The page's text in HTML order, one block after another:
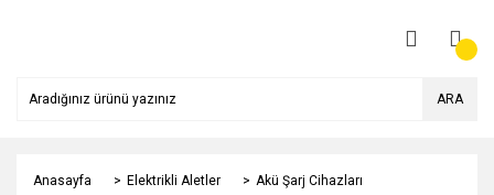
ARA
Anasayfa Elektrikli Aletler Akü Şarj Cihazları